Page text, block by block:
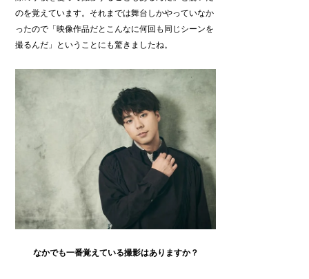
のを覚えています。それまでは舞台しかやっていなか
ったので「映像作品だとこんなに何回も同じシーンを
撮るんだ」ということにも驚きましたね。
なかでも一番覚えている撮影はありますか？